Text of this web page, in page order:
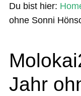
SUP-Events
Ratgeber
Du bist hier:
ohne Sonni
Jahr